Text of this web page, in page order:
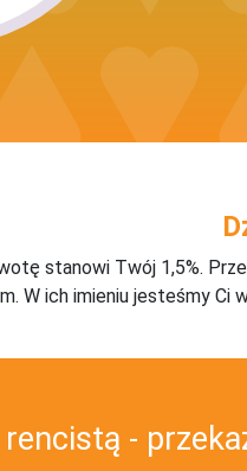
stanowi Twój 1,5%.
W ich imieniu jesteśmy Ci
-